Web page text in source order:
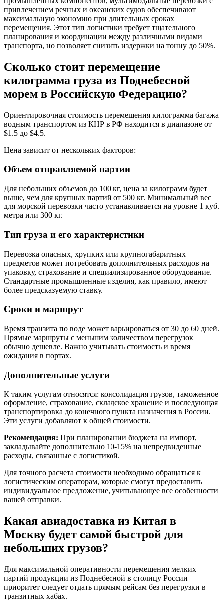
привлечением речных и океанских судов обеспечивают
максимальную экономию при длительных сроках
перемещения. Этот тип логистики требует тщательного
планирования и координации между различными видами
транспорта, но позволяет снизить издержки на тонну до 50%.
Сколько стоит перемещение
килограмма груза из Поднебесной
морем в Российскую Федерацию?
Ориентировочная стоимость перемещения килограмма багажа
водным транспортом из КНР в РФ находится в диапазоне от
$1.5 до $4.5.
Цена зависит от нескольких факторов:
Объем отправляемой партии
Для небольших объемов до 100 кг, цена за килограмм будет
выше, чем для крупных партий от 500 кг. Минимальный вес
для морской перевозки часто устанавливается на уровне 1 куб.
метра или 300 кг.
Тип груза и его характеристики
Перевозка опасных, хрупких или крупногабаритных
предметов может потребовать дополнительных расходов на
упаковку, страхование и специализированное оборудование.
Стандартные промышленные изделия, как правило, имеют
более предсказуемую ставку.
Сроки и маршрут
Время транзита по воде может варьироваться от 30 до 60 дней.
Прямые маршруты с меньшим количеством перегрузок
обычно дешевле. Важно учитывать стоимость и время
ожидания в портах.
Дополнительные услуги
К таким услугам относятся: консолидация грузов, таможенное
оформление, страхование, складское хранение и последующая
транспортировка до конечного пункта назначения в России.
Эти услуги добавляют к общей стоимости.
Рекомендация: При планировании бюджета на импорт,
закладывайте дополнительно 10-15% на непредвиденные
расходы, связанные с логистикой.
Для точного расчета стоимости необходимо обращаться к
логистическим операторам, которые смогут предоставить
индивидуальное предложение, учитывающее все особенности
вашей отправки.
Какая авиадоставка из Китая в
Москву будет самой быстрой для
небольших грузов?
Для максимальной оперативности перемещения мелких
партий продукции из Поднебесной в столицу России
приоритет следует отдать прямым рейсам без перегрузки в
транзитных хабах.